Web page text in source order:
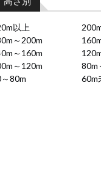
以上
～200m
～160m
～120m
80m
80m
60m